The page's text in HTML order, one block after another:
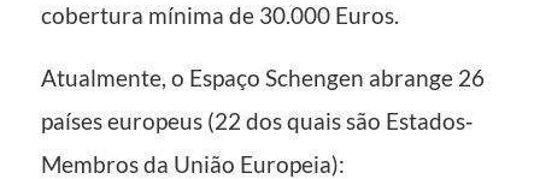
cobertura mínima de 30.000 Euros.
Atualmente, o Espaço Schengen abrange 26
países europeus (22 dos quais são Estados‐
Membros da União Europeia):